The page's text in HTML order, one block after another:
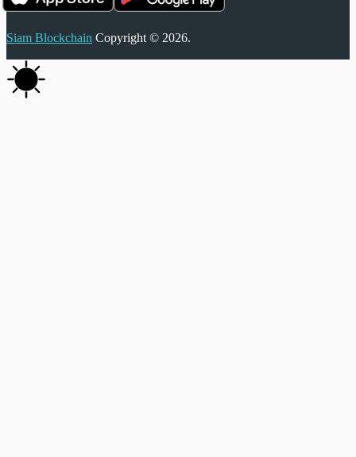
Siam Blockchain Copyright © 2026.